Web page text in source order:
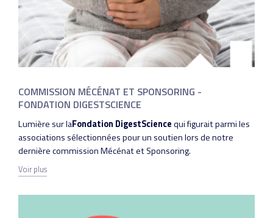
COMMISSION MÉCÉNAT ET SPONSORING -
FONDATION DIGESTSCIENCE
Lumière sur laFondation DigestSciencequi figurait parmi les
associations sélectionnées pour un soutien lors de notre
dernière commission Mécénat et Sponsoring.
Voir plus